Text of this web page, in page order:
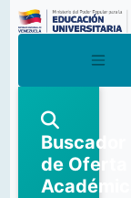
Buscador
de Oferta
Académica